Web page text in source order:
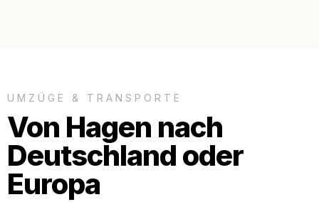
UMZÜGE & TRANSPORTE
Von Hagen nach
Deutschland oder
Europa